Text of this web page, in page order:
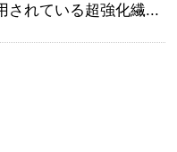
されている超強化繊...